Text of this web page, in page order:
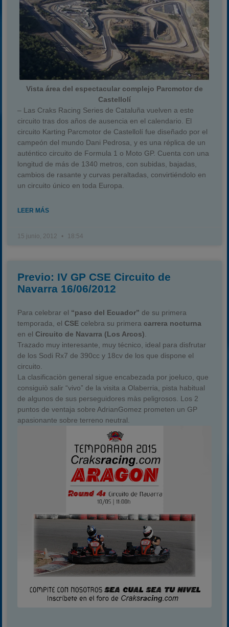
Vista área del espectacular complejo Parcmotor de
Castellolí
– Las Craks Racing Series de Cataluña vuelven a este
circuito tras dos años de ausencia en el calendario. El
circuito Karting Parcmotor de Castellolí fue diseñado por el
campeón del mundo Dani Pedrosa, y es una réplica de un
auténtico circuito de Formula 1 o Moto GP. Cuenta con una
longitud de más de 1340 metros, con subidas, bajadas,
cambios de rasante y curvas peraltadas, convirtiéndolo en
un circuito único en toda Europa.
LEER MÁS
15 junio, 2012 18:54
Previo: IV GP CSE Circuito de
Navarra 16/06/2012
Para celebrar el “paso del Ecuador” de su primera
temporada, elCSE celebra su primeracarrera nocturna
en elCircuito de Navarra (Los Arcos).
Trazado muy interesante, muy técnico, ideal para disfrutar
de los Sodi Rx7 de 390cc y 18cv de los que dispone el
circuito.
La clasificaciòn general sigue encabezada por joeluco, que
consiguiò salir “vivo” de la visita a Olaberria, pista habitual
de algunos de sus perseguidores màs peligrosos. Los 2
puntos de ventaja sobre AdrianGomez prometen un GP
apasionante sobre terreno neutral.